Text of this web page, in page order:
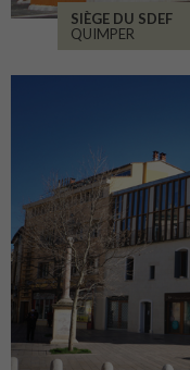
SIÈGE DU SDEF
QUIMPER